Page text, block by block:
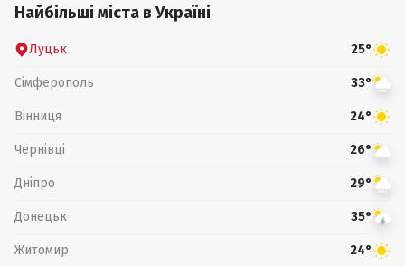
Найбільші міста в Україні
Луцьк 25°
Сімферополь 33°
Вінниця 24°
Чернівці 26°
Дніпро 29°
Донецьк 35°
Житомир 24°